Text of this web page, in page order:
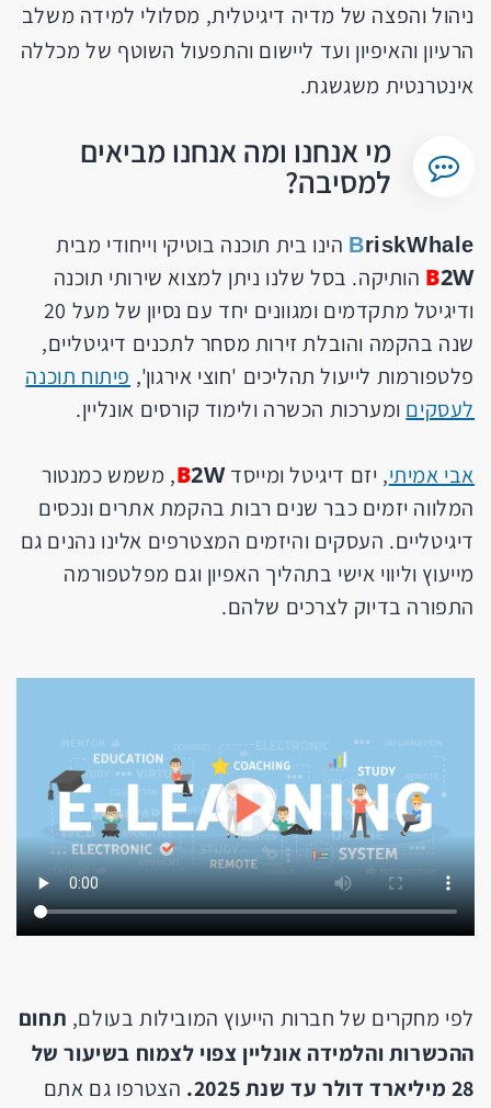
ניהול והפצה של מדיה דיגיטלית, מסלולי למידה משלב
הרעיון והאיפיון ועד ליישום והתפעול השוטף של מכללה
אינטרנטית משגשגת.
מי אנחנו ומה אנחנו מביאים
למסיבה?
BriskWhale הינו בית תוכנה בוטיקי וייחודי מבית
B2W
הותיקה. בסל שלנו ניתן למצוא שירותי תוכנה
ודיגיטל מתקדמים ומגוונים יחד עם נסיון של מעל 20
שנה בהקמה והובלת זירות מסחר לתכנים דיגיטליים,
פלטפורמות לייעול תהליכים 'חוצי אירגון', פיתוח תוכנה
לעסקים ומערכות הכשרה ולימוד קורסים אונליין.
אבי אמיתי, יזם דיגיטל ומייסד B2W , משמש כמנטור
המלווה יזמים כבר שנים רבות בהקמת אתרים ונכסים
דיגיטליים. העסקים והיזמים המצטרפים אלינו נהנים גם
מייעוץ וליווי אישי בתהליך האפיון וגם מפלטפורמה
התפורה בדיוק לצרכים שלהם.
לפי מחקרים של חברות הייעוץ המובילות בעולם, תחום
ההכשרות והלמידה אונליין צפוי לצמוח בשיעור של
28 מיליארד דולר עד שנת 2025.
הצטרפו גם אתם